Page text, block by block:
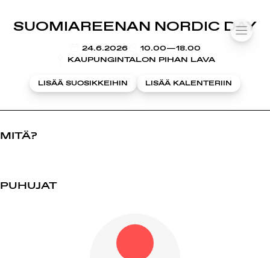
SiirrySUOMIAREENAN NORDIC DAY
24.6.2026
KLO
10.00—18.00
KAUPUNGINTALON PIHAN LAVA
LISÄÄ SUOSIKKEIHIN LISÄÄ KALENTERIIN
MITÄ?
PUHUJAT